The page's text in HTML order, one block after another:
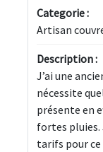
Categorie :
Artisan
Description :
J’ai une
nécessite
présente en
fortes pluies.
tarifs pour ce